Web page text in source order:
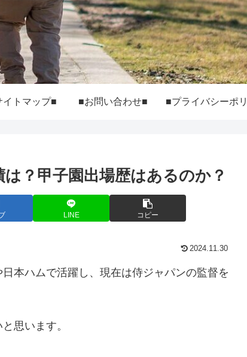
イトマップ■ ■お問い合わせ■
？甲子園出場歴はあるのか？
LINE コピー
2024.11.30
本ハムで活躍し、現在は侍ジャパンの監督を
思います。